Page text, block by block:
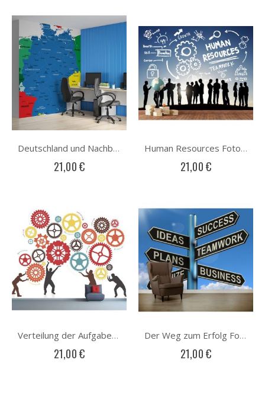
Deutschland und Nachbarlander Fototapete
21,00 €
Human Resources Fototapete
21,00 €
Verteilung der Aufgaben Fototapete
21,00 €
Der Weg zum Erfolg Fototapete
21,00 €